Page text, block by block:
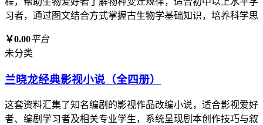
习者，通过图文结合方式掌握古生物学基础知识，培养科学思
￥0.00平台
未分类
兰晓龙经典影视小说（全四册）
这套资料汇集了知名编剧的影视作品改编小说，适合影视爱好
者、编剧学习者及相关专业学生，系统呈现剧本创作技巧与叙